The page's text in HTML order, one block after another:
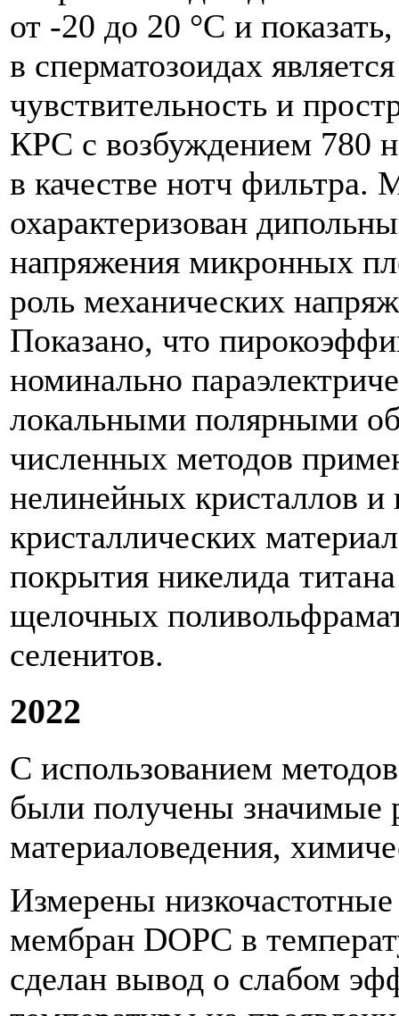
от -20 до 20 °С и
в сперматозоидах
чувствительность и
КРС с возбуждением 780
в качестве нотч
охарактеризован
напряжения микронных
роль механических
Показано, что
номинально
локальными полярными
численных методов
нелинейных кристаллов и
кристаллических
покрытия никелида
щелочных
селенитов.
2022
С использованием
были получены значимые
материаловедения,
Измерены
мембран DОPC в
сделан вывод о слабом